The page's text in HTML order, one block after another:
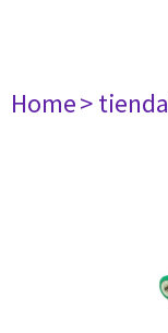
Home> tienda